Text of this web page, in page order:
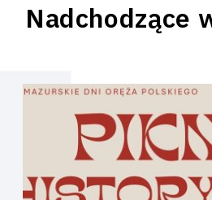
Nadchodzące